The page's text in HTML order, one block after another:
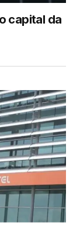
capital da